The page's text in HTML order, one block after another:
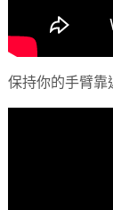
保持你的手臂靠